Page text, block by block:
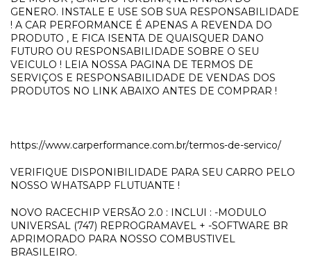
GENERO. INSTALE E USE SOB SUA RESPONSABILIDADE
! A CAR PERFORMANCE É APENAS A REVENDA DO
PRODUTO , E FICA ISENTA DE QUAISQUER DANO
FUTURO OU RESPONSABILIDADE SOBRE O SEU
VEICULO ! LEIA NOSSA PAGINA DE TERMOS DE
SERVIÇOS E RESPONSABILIDADE DE VENDAS DOS
PRODUTOS NO LINK ABAIXO ANTES DE COMPRAR !
https://www.carperformance.com.br/termos-de-servico/
VERIFIQUE DISPONIBILIDADE PARA SEU CARRO PELO
NOSSO WHATSAPP FLUTUANTE !
NOVO RACECHIP VERSÃO 2.0 : INCLUI : -MODULO
UNIVERSAL (747) REPROGRAMAVEL + -SOFTWARE BR
APRIMORADO PARA NOSSO COMBUSTIVEL
BRASILEIRO.